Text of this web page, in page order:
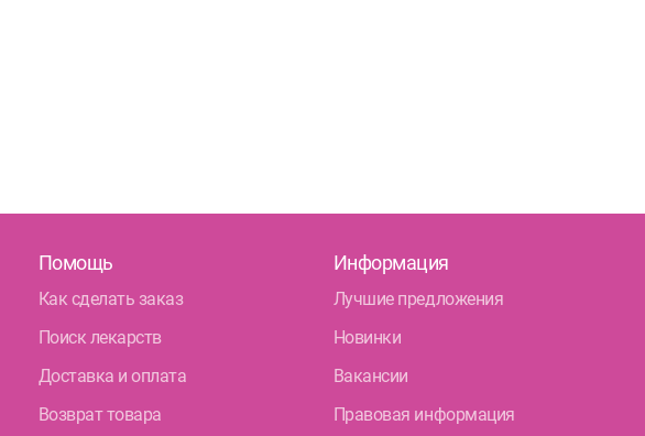
Помощь
Как сделать заказ
Поиск лекарств
Доставка и оплата
Возврат товара
Информация
Лучшие предложения
Новинки
Вакансии
Правовая информация